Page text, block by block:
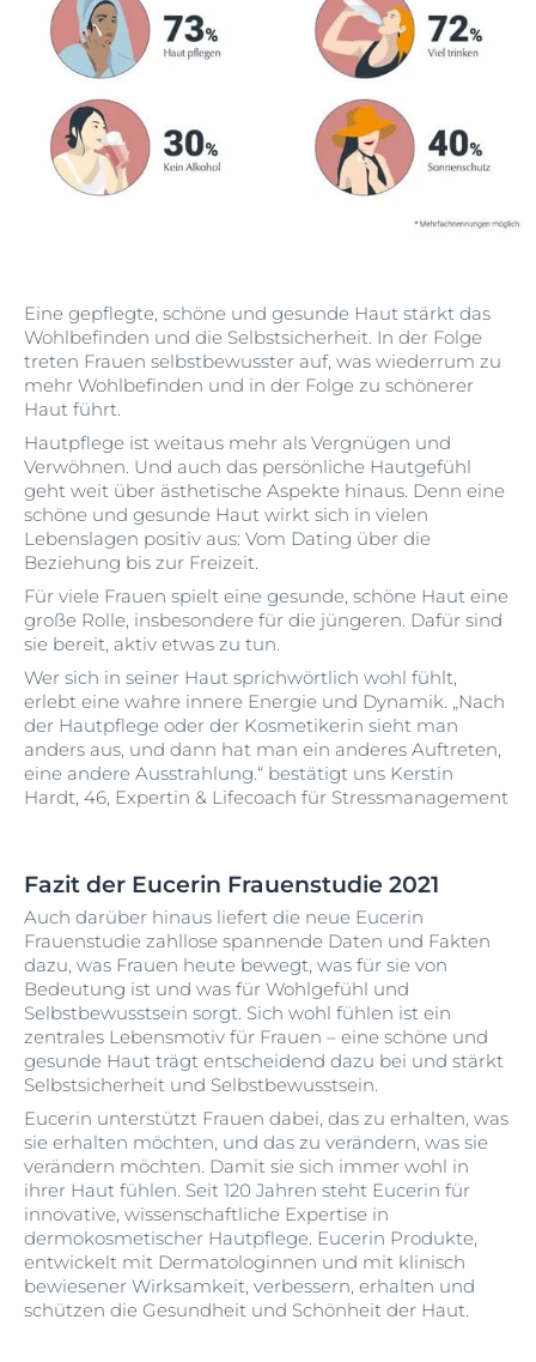
Eine gepflegte, schöne und gesunde Haut stärkt das
Wohlbefinden und die Selbstsicherheit. In der Folge
treten Frauen selbstbewusster auf, was wiederrum zu
mehr Wohlbefinden und in der Folge zu schönerer
Haut führt.
Hautpflege ist weitaus mehr als Vergnügen und
Verwöhnen. Und auch das persönliche Hautgefühl
geht weit über ästhetische Aspekte hinaus. Denn eine
schöne und gesunde Haut wirkt sich in vielen
Lebenslagen positiv aus: Vom Dating über die
Beziehung bis zur Freizeit.
Für viele Frauen spielt eine gesunde, schöne Haut eine
große Rolle, insbesondere für die jüngeren. Dafür sind
sie bereit, aktiv etwas zu tun.
Wer sich in seiner Haut sprichwörtlich wohl fühlt,
erlebt eine wahre innere Energie und Dynamik. „Nach
der Hautpflege oder der Kosmetikerin sieht man
anders aus, und dann hat man ein anderes Auftreten,
eine andere Ausstrahlung.“ bestätigt uns Kerstin
Hardt, 46, Expertin & Lifecoach für Stressmanagement
Fazit der Eucerin Frauenstudie 2021
Auch darüber hinaus liefert die neue Eucerin
Frauenstudie zahllose spannende Daten und Fakten
dazu, was Frauen heute bewegt, was für sie von
Bedeutung ist und was für Wohlgefühl und
Selbstbewusstsein sorgt. Sich wohl fühlen ist ein
zentrales Lebensmotiv für Frauen – eine schöne und
gesunde Haut trägt entscheidend dazu bei und stärkt
Selbstsicherheit und Selbstbewusstsein.
Eucerin unterstützt Frauen dabei, das zu erhalten, was
sie erhalten möchten, und das zu verändern, was sie
verändern möchten. Damit sie sich immer wohl in
ihrer Haut fühlen. Seit 120 Jahren steht Eucerin für
innovative, wissenschaftliche Expertise in
dermokosmetischer Hautpflege. Eucerin Produkte,
entwickelt mit Dermatologinnen und mit klinisch
bewiesener Wirksamkeit, verbessern, erhalten und
schüt­zen die Gesundheit und Schönheit der Haut.